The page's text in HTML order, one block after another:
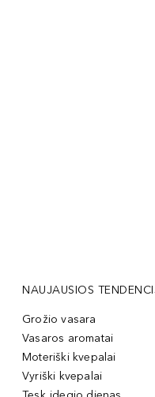
NAUJAUSIOS
Grožio vasara
Vasaros aromatai
Moteriški kvepalai
Vyriški kvepalai